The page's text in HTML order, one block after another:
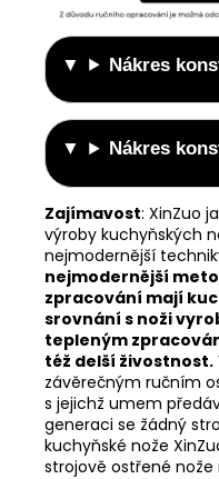
Nákres
Nákres
Zajímavost: XinZuo
výroby kuchyňských
nejmodernější
nejmodernější
zpracování mají
srovnání s noži
tepleným
též delší živostnost.
závěrečným ručním
s jejichž umem
generaci se žádný
kuchyňské nože
strojově ostřené nože